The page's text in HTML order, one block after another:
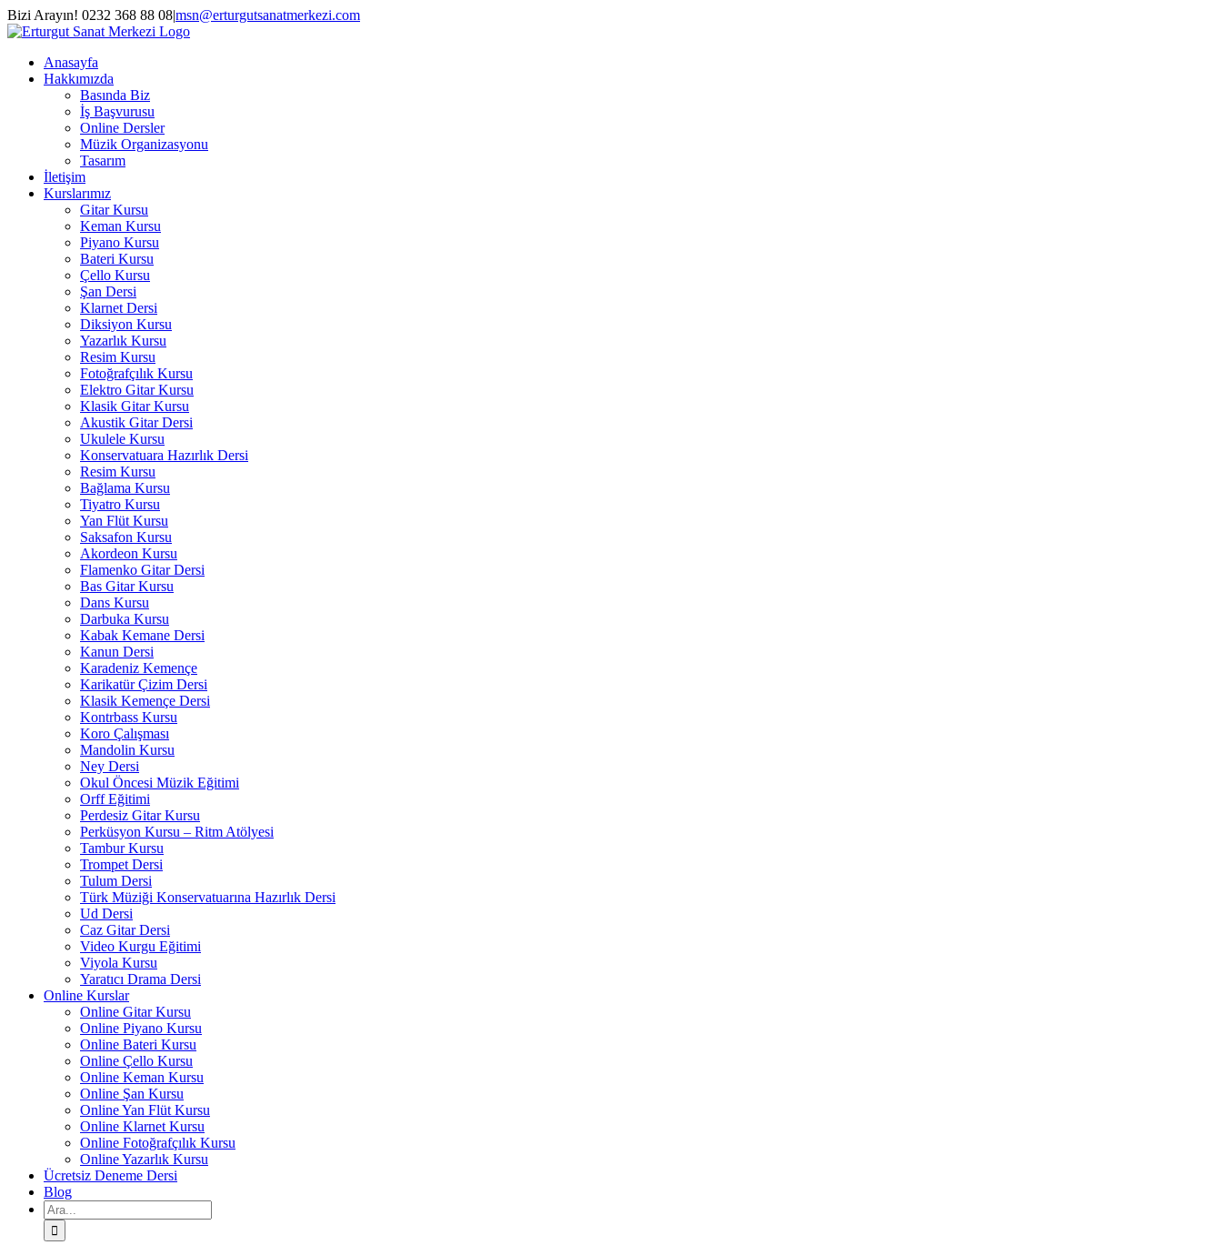
Skip
to
Bizi Arayın! 0232 368 88 08|msn@erturgutsanatmerkezi.com
Facebook
Instagram
X
YouTube
Anasayfa
Hakkımızda
Basında Biz
İş Başvurusu
Online Dersler
Müzik Organizasyonu
Tasarım
İletişim
Kurslarımız
Gitar Kursu
Keman Kursu
Piyano Kursu
Bateri Kursu
Çello Kursu
Şan Dersi
Klarnet Dersi
Diksiyon Kursu
Yazarlık Kursu
Resim Kursu
Fotoğrafçılık Kursu
Elektro Gitar Kursu
Klasik Gitar Kursu
Akustik Gitar Dersi
Ukulele Kursu
Konservatuara Hazırlık Dersi
Resim Kursu
Bağlama Kursu
Tiyatro Kursu
Yan Flüt Kursu
Saksafon Kursu
Akordeon Kursu
Flamenko Gitar Dersi
Bas Gitar Kursu
Dans Kursu
Darbuka Kursu
Kabak Kemane Dersi
Kanun Dersi
Karadeniz Kemençe
Karikatür Çizim Dersi
Klasik Kemençe Dersi
Kontrbass Kursu
Koro Çalışması
Mandolin Kursu
Ney Dersi
Okul Öncesi Müzik Eğitimi
Orff Eğitimi
Perdesiz Gitar Kursu
Perküsyon Kursu – Ritm Atölyesi
Tambur Kursu
Trompet Dersi
Tulum Dersi
Türk Müziği Konservatuarına Hazırlık Dersi
Ud Dersi
Caz Gitar Dersi
Video Kurgu Eğitimi
Viyola Kursu
Yaratıcı Drama Dersi
Online Kurslar
Online Gitar Kursu
Online Piyano Kursu
Online Bateri Kursu
Online Çello Kursu
Online Keman Kursu
Online Şan Kursu
Online Yan Flüt Kursu
Online Klarnet Kursu
Online Fotoğrafçılık Kursu
Online Yazarlık Kursu
Ücretsiz Deneme Dersi
Blog
Ara: